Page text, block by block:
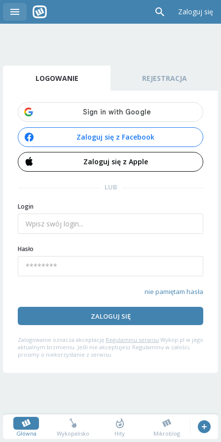
Zaloguj się
LOGOWANIE REJESTRACJA
Zaloguj się z Facebook
Zaloguj się z Apple
LUB
Login
Hasło
nie pamiętam hasła
ZALOGUJ SIĘ
Zalogowanie oznacza akceptację Regulaminu serwisu Wykop.pl w jego
aktualnym brzmieniu. Jeśli nie akceptujesz Regulaminu w całości,
prosimy o niekorzystanie z serwisu.
Główna Wykopalisko Hity Mikroblog